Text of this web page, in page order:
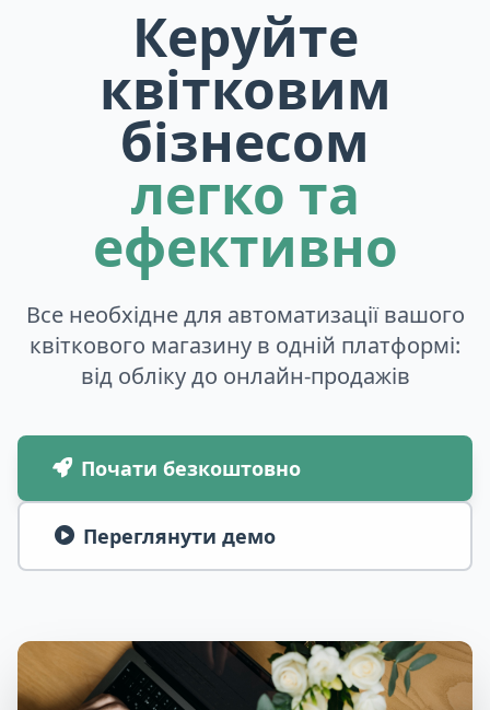
Керуйте
квітковим
бізнесом
легко та
ефективно
Все необхідне для автоматизації вашого
квіткового магазину в одній платформі:
від обліку до онлайн-продажів
Почати безкоштовно
Переглянути демо